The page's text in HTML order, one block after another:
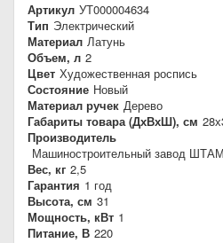
Артикул УТ000004634
Тип Электрический
Материал Латунь
Объем, л 2
Цвет Художественная роспись
Состояние Новый
Материал ручек Дерево
Габариты товара (ДхВхШ), см
Производитель
Машиностроительный завод
Вес, кг 2,5
Гарантия 1 год
Высота, см 31
Мощность, кВт 1
Питание, В 220